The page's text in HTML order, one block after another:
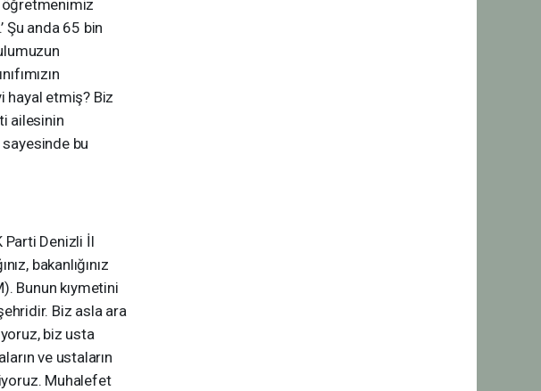
öğretmenimiz
Şu anda 65 bin
hayal etmiş? Biz
ailesinin
sayesinde bu
Parti Denizli İl
bakanlığınız
Bunun kıymetini
Biz asla ara
biz usta
ve ustaların
Muhalefet